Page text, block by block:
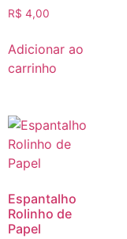
R$ 4,00
Adicionar ao
carrinho
Espantalho
Rolinho de
Papel